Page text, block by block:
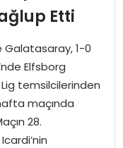
Etti
Galatasaray, 1-0
Elfsborg
Lig temsilcilerinden
maçında
28.